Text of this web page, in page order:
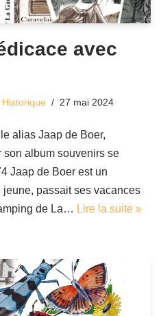
avec
27 mai 2024
alias Jaap de Boer,
son album souvenirs se
Jaap de Boer est un
passait ses vacances
de La… Lire la suite »